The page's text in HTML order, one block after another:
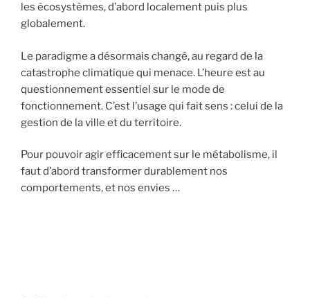
les écosystèmes, d’abord localement puis plus
globalement.
Le paradigme a désormais changé, au regard de la
catastrophe climatique qui menace. L’heure est au
questionnement essentiel sur le mode de
fonctionnement. C’est l’usage qui fait sens : celui de la
gestion de la ville et du territoire.
Pour pouvoir agir efficacement sur le métabolisme, il
faut d’abord transformer durablement nos
comportements, et nos envies …